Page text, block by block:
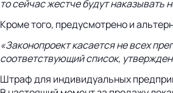
то сейчас жестче будут
Кроме того, предусмотрено и
«Законопроект касается не всех
соответствующий список,
Штраф для индивидуальных